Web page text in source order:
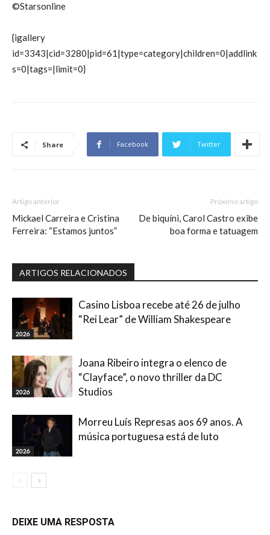
©Starsonline
{igallery
id=3343|cid=3280|pid=61|type=category|children=0|addlink
s=0|tags=|limit=0}
Share Facebook Twitter
Artigo anterior
Mickael Carreira e Cristina
Ferreira: “Estamos juntos”
Próximo artigo
De biquíni, Carol Castro exibe
boa forma e tatuagem
ARTIGOS RELACIONADOS
2026
Casino Lisboa recebe até 26 de julho
“Rei Lear” de William Shakespeare
2026
Joana Ribeiro integra o elenco de
“Clayface”, o novo thriller da DC
Studios
2026
Morreu Luís Represas aos 69 anos. A
música portuguesa está de luto
DEIXE UMA RESPOSTA